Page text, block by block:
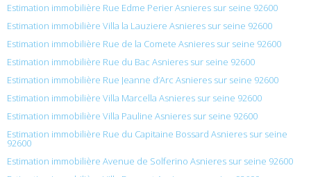
Estimation immobilière Rue Edme Perier Asnieres sur seine 92600
Estimation immobilière Villa la Lauziere Asnieres sur seine 92600
Estimation immobilière Rue de la Comete Asnieres sur seine 92600
Estimation immobilière Rue du Bac Asnieres sur seine 92600
Estimation immobilière Rue Jeanne d’Arc Asnieres sur seine 92600
Estimation immobilière Villa Marcella Asnieres sur seine 92600
Estimation immobilière Villa Pauline Asnieres sur seine 92600
Estimation immobilière Rue du Capitaine Bossard Asnieres sur seine
92600
Estimation immobilière Avenue de Solferino Asnieres sur seine 92600